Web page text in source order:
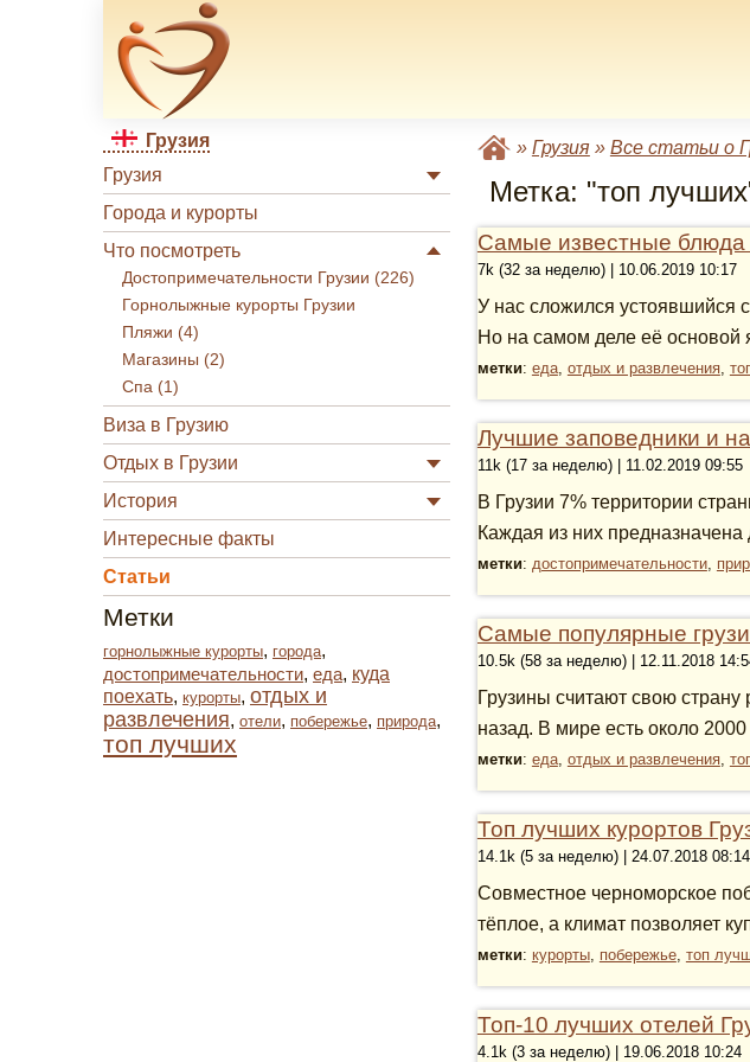
Грузия
Грузия
Города и курорты
Что посмотреть
Достопримечательности Грузии (226)
Горнолыжные курорты Грузии
Пляжи (4)
Магазины (2)
Спа (1)
Виза в Грузию
Отдых в Грузии
История
Интересные факты
Статьи
Метки
горнолыжные курорты, города,
достопримечательности, еда, куда
поехать, курорты, отдых и
развлечения, отели, побережье, природа,
топ лучших
» Грузия» Все статьи о
Метка: "топ
Самые известные блюда
7k (32 за неделю) | 10.06.2019 10:17
У нас сложился устоявшийся
Но на самом деле её основой
метки: еда, отдых и развлечения,
Лучшие заповедники и
11k (17 за неделю) | 11.02.2019 09:55
В Грузии 7% территории
Каждая из них
метки: достопримечательности,
Самые популярные
10.5k (58 за неделю) | 12.11.2018
Грузины считают свою
назад. В мире есть около 2000
метки: еда, отдых и развлечения,
Топ лучших курортов
14.1k (5 за неделю) | 24.07.2018 08:14
Совместное черноморское
тёплое, а климат позволяет
метки: курорты, побережье, топ
Топ-10 лучших отелей
4.1k (3 за неделю) | 19.06.2018 10:24